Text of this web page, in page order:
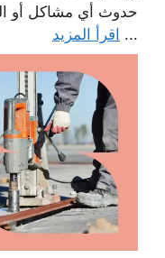
حدوث أي مشاكل أو
... اقرأ المزيد